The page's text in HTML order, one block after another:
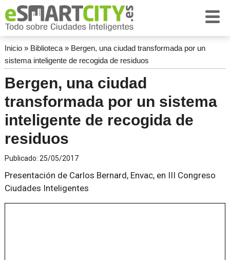
Inicio» Biblioteca» Bergen, una ciudad transformada por un
sistema inteligente de recogida de residuos
Bergen, una ciudad
transformada por un sistema
inteligente de recogida de
residuos
Publicado: 25/05/2017
Presentación de Carlos Bernard, Envac, en III Congreso
Ciudades Inteligentes